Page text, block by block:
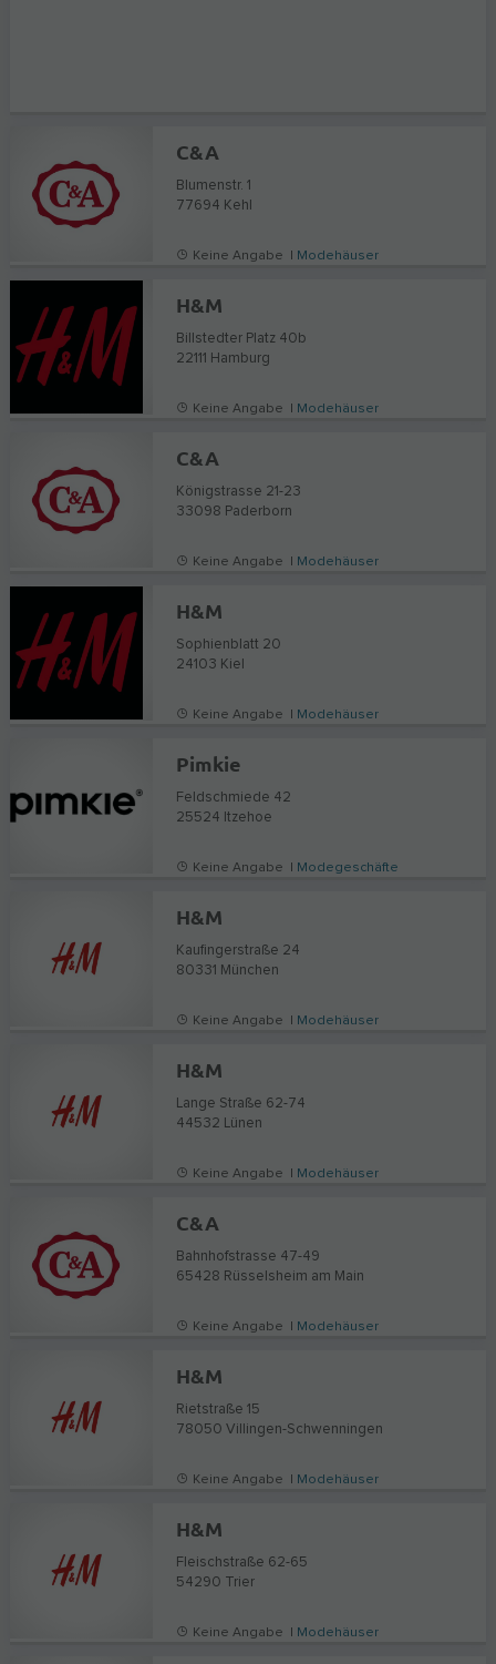
C&A
Blumenstr. 1
77694 Kehl
Keine Angabe | Modehäuser
H&M
Billstedter Platz 40b
22111 Hamburg
Keine Angabe | Modehäuser
C&A
Königstrasse 21-23
33098 Paderborn
Keine Angabe | Modehäuser
H&M
Sophienblatt 20
24103 Kiel
Keine Angabe | Modehäuser
Pimkie
Feldschmiede 42
25524 Itzehoe
Keine Angabe | Modegeschäfte
H&M
Kaufingerstraße 24
80331 München
Keine Angabe | Modehäuser
H&M
Lange Straße 62-74
44532
Lünen
Keine Angabe | Modehäuser
C&A
Bahnhofstrasse 47-49
65428 Rüsselsheim am Main
Keine Angabe | Modehäuser
H&M
Rietstraße 15
78050 Villingen-Schwenningen
Keine Angabe | Modehäuser
H&M
Fleischstraße 62-65
54290 Trier
Keine Angabe | Modehäuser